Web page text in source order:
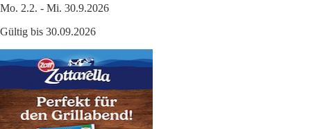
Mo. 2.2. - Mi. 30.9.2026
Gültig bis 30.09.2026